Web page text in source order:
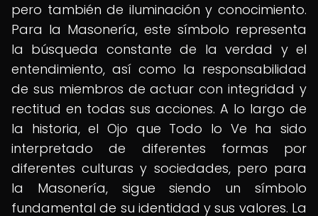
pero también de iluminación y conocimiento.
Para la Masonería, este símbolo representa
la búsqueda constante de la verdad y el
entendimiento, así como la responsabilidad
de sus miembros de actuar con integridad y
rectitud en todas sus acciones. A lo largo de
la historia, el Ojo que Todo lo Ve ha sido
interpretado de diferentes formas por
diferentes culturas y sociedades, pero para
la Masonería, sigue siendo un símbolo
fundamental de su identidad y sus valores. La